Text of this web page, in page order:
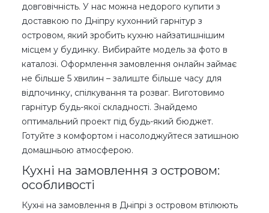
довговічність. У нас можна недорого купити з
доставкою по Дніпру кухонний гарнітур з
островом, який зробить кухню найзатишнішим
місцем у будинку. Вибирайте модель за фото в
каталозі. Оформлення замовлення онлайн займає
не більше 5 хвилин – залиште більше часу для
відпочинку, спілкування та розваг. Виготовимо
гарнітур будь-якої складності. Знайдемо
оптимальний проект під будь-який бюджет.
Готуйте з комфортом і насолоджуйтеся затишною
домашньою атмосферою.
Кухні на замовлення з островом:
особливості
Кухні на замовлення в Дніпрі з островом втілюють